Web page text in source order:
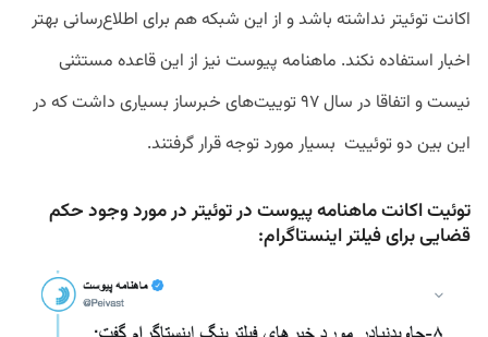
اکانت توئیتر نداشته باشد و از این شبکه هم برای اطلاع‌رسانی بهتر
اخبار استفاده نکند. ماهنامه پیوست نیز از اینقاعده مستثنی
نیستو اتفاقا در سال۹۷ توییتهای خبرساز بسیاری داشتکه در
این بین دو توئییت بسیار مورد توجهقرارگرفتند.
توئیت اکانت ماهنامه پیوست در توئیتر در مورد وجود حکم
قضایی برای فیلتر اینستاگرام: